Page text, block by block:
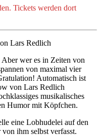
Tickets werden dort
Lars Redlich
Aber wer es in Zeiten von
von maximal vier
Automatisch ist
von Lars Redlich
musikalisches
Humor mit Köpfchen.
eine Lobhudelei auf den
ihm selbst verfasst.